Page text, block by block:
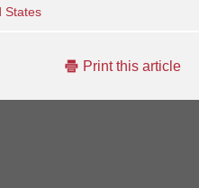
States
Print this article